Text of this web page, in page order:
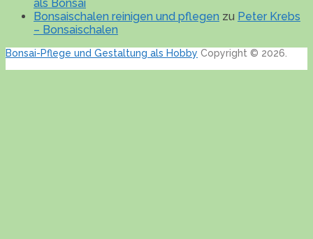
als Bonsai
Bonsaischalen reinigen und pflegen zu Peter Krebs
– Bonsaischalen
Bonsai-Pflege und Gestaltung als Hobby Copyright © 2026.